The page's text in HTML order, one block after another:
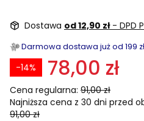
Dostawa od 12,90 zł - DPD
Darmowa dostawa już od 199
78,00 zł
Cena regularna: 91,00 zł
-14%
Najniższa cena z 30 dni przed
91,00 zł